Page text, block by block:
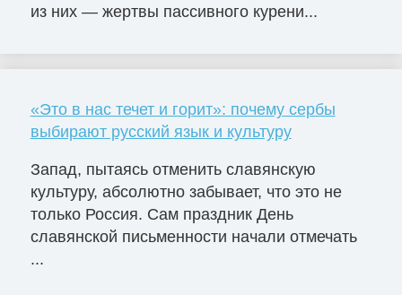
из них — жертвы пассивного курени...
«Это в нас течет и горит»: почему сербы
выбирают русский язык и культуру
Запад, пытаясь отменить славянскую
культуру, абсолютно забывает, что это не
только Россия. Сам праздник День
славянской письменности начали отмечать
...